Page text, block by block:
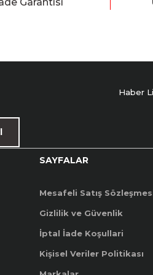
Haber
SAYFALAR
Mesafeli Satış
Gizlilik ve Güvenlik
İptal İade Koşullari
Kişisel Veriler Politikası